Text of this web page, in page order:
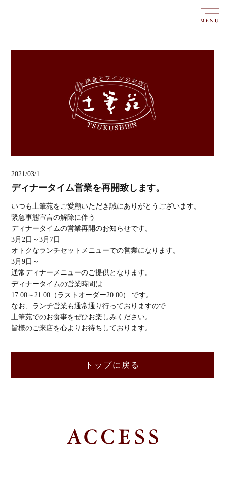
2021/03/1
ディナータイム営業を再開致します。
いつも土筆苑をご愛顧いただき誠にありがとうございます。
緊急事態宣言の解除に伴う
ディナータイムの営業再開のお知らせです。
3月2日～3月7日
オトクなランチセットメニューでの営業になります。
3月9日～
通常ディナーメニューのご提供となります。
ディナータイムの営業時間は
17:00～21:00（ラストオーダー20:00） です。
なお、ランチ営業も通常通り行っておりますので
土筆苑でのお食事をぜひお楽しみください。
皆様のご来店を心よりお待ちしております。
トップに戻る